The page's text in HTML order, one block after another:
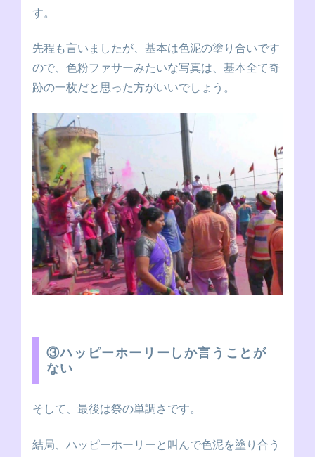
す。
先程も言いましたが、基本は色泥の塗り合いです
ので、色粉ファサーみたいな写真は、基本全て奇
跡の一枚だと思った方がいいでしょう。
③ハッピーホーリーしか言うことが
ない
そして、最後は祭の単調さです。
結局、ハッピーホーリーと叫んで色泥を塗り合う